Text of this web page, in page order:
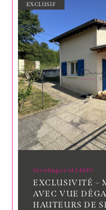
Sevelinges (42460)
EXCLUSIVITÉ –
AVEC VUE
HAUTEURS DE
EXCLUSIF